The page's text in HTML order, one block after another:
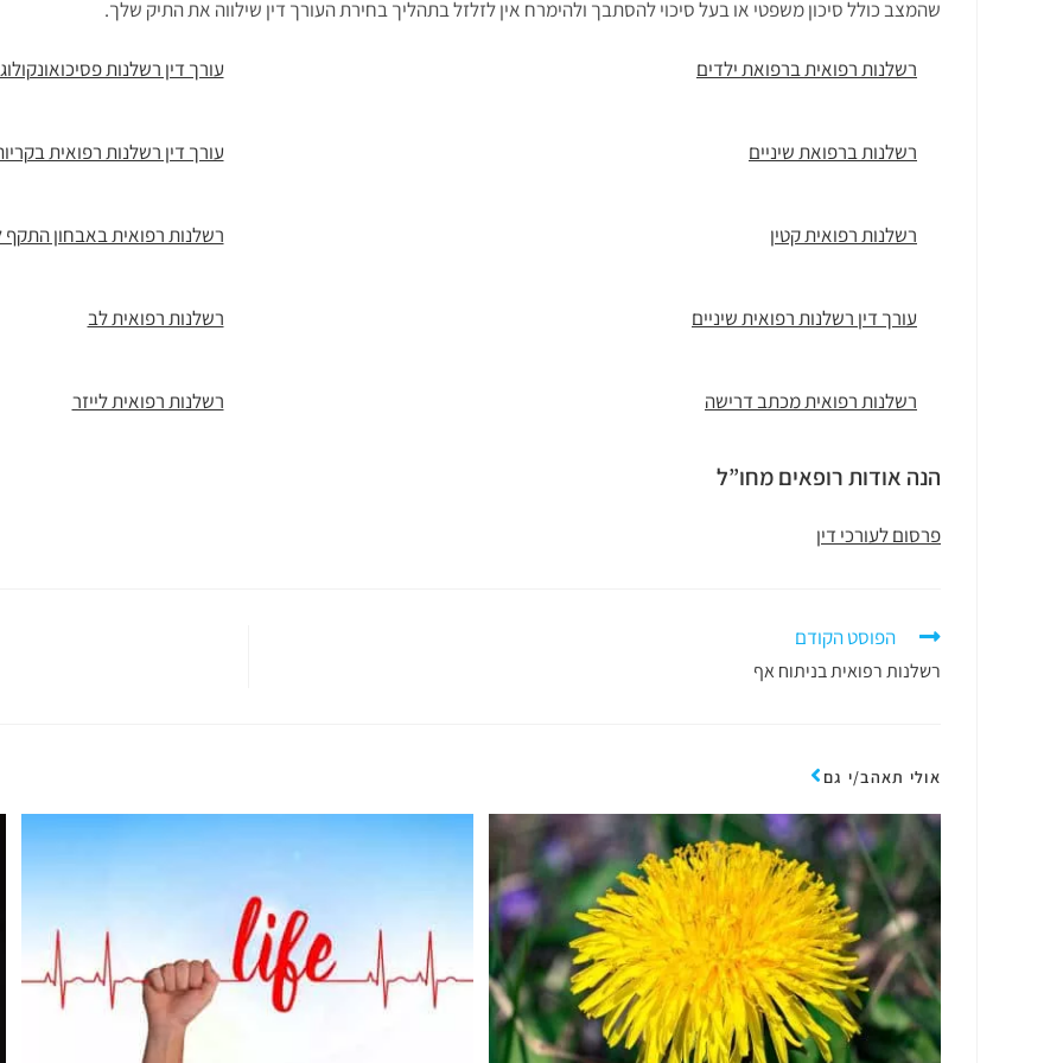
שהמצב כולל סיכון משפטי או בעל סיכוי להסתבך ולהימרח אין לזלזל בתהליך בחירת העורך דין שילווה את התיק שלך.
רשלנות רפואית ברפואת ילדים עורך דין רשלנות
רשלנות ברפואת שיניים עורך דין רשלנות רפואית
רשלנות רפואית קטין רשלנות רפואית באבחון התקף
עורך דין רשלנות רפואית שיניים רשלנות רפואית לב
רשלנות רפואית מכתב דרישה רשלנות רפואית לייזר
הנה אודות רופאים מחו”ל
פרסום לעורכי דין
הפוסט הקודם
רשלנות רפואית בניתוח אף
אולי תאהב/י גם